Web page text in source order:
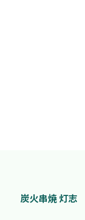
炭火串焼 灯志